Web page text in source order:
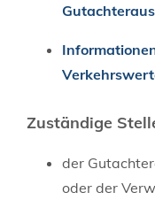
Zuständige
der
oder der